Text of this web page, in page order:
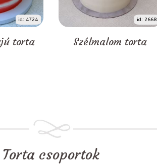
id: 4724
torta
id: 2668
Szélmalom torta
Torta csoportok